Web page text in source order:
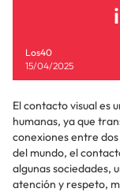
Los40
15/04/2025
El contacto visual es
humanas, ya que
conexiones entre
del mundo, el
algunas sociedades,
atención y respeto,